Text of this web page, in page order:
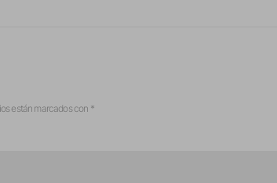
están marcados con *